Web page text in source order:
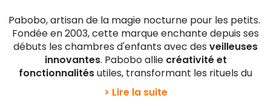
Pabobo, artisan de la magie nocturne pour les petits.
Fondée en 2003, cette marque enchante depuis ses
débuts les chambres d'enfants avec des veilleuses
innovantes. Pabobo allie créativité et
fonctionnalitésutiles, transformant les rituels du
> Lire la suite